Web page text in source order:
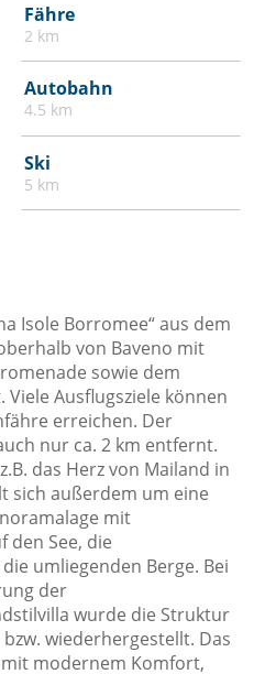
Fähre
2 km
Autobahn
4.5 km
Ski
5 km
Isole Borromee“ aus dem
von Baveno mit
sowie dem
Ausflugsziele können
erreichen. Der
nur ca. 2 km entfernt.
das Herz von Mailand in
sich außerdem um eine
mit
den See, die
umliegenden Berge. Bei
der
wurde die Struktur
wiederhergestellt. Das
modernem Komfort,